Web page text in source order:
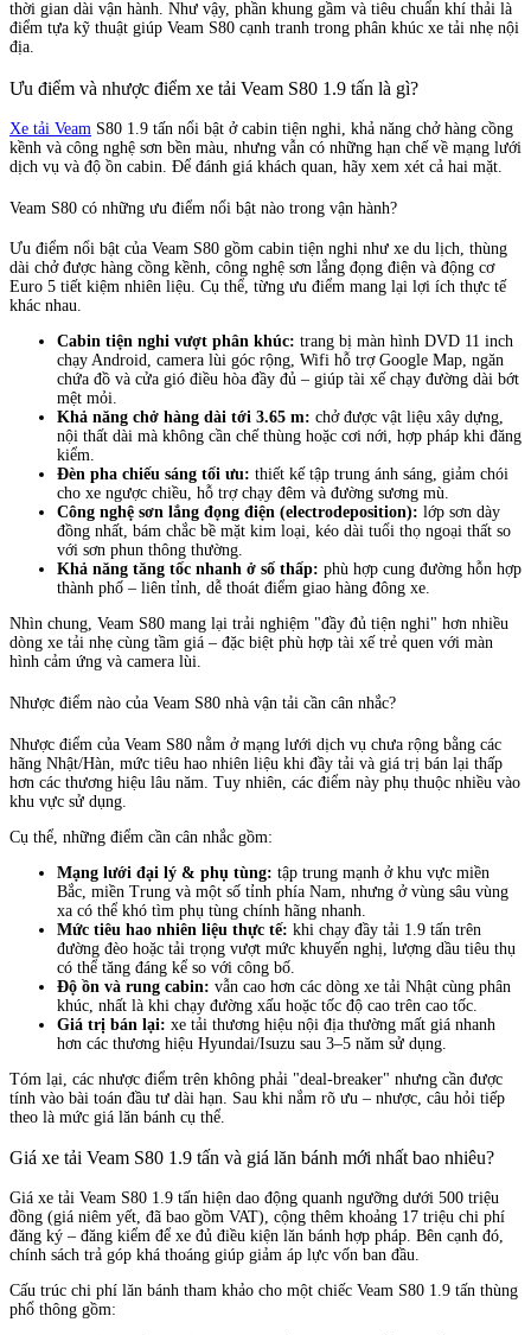
thời gian dài vận hành. Như vậy, phần khung gầm và tiêu chuẩn khí thải là
điểm tựa kỹ thuật giúp Veam S80 cạnh tranh trong phân khúc xe tải nhẹ nội
địa.
Ưu điểm và nhược điểm xe tải Veam S80 1.9 tấn là gì?
Xe tải Veam S80 1.9 tấn nổi bật ở cabin tiện nghi, khả năng chở hàng cồng
kềnh và công nghệ sơn bền màu, nhưng vẫn có những hạn chế về mạng lưới
dịch vụ và độ ồn cabin. Để đánh giá khách quan, hãy xem xét cả hai mặt.
Veam S80 có những ưu điểm nổi bật nào trong vận hành?
Ưu điểm nổi bật của Veam S80 gồm cabin tiện nghi như xe du lịch, thùng
dài chở được hàng cồng kềnh, công nghệ sơn lắng đọng điện và động cơ
Euro 5 tiết kiệm nhiên liệu. Cụ thể, từng ưu điểm mang lại lợi ích thực tế
khác nhau.
Cabin tiện nghi vượt phân khúc: trang bị màn hình DVD 11 inch
chạy Android, camera lùi góc rộng, Wifi hỗ trợ Google Map, ngăn
chứa đồ và cửa gió điều hòa đầy đủ – giúp tài xế chạy đường dài bớt
mệt mỏi.
Khả năng chở hàng dài tới 3.65 m: chở được vật liệu xây dựng,
nội thất dài mà không cần chế thùng hoặc cơi nới, hợp pháp khi đăng
kiểm.
Đèn pha chiếu sáng tối ưu: thiết kế tập trung ánh sáng, giảm chói
cho xe ngược chiều, hỗ trợ chạy đêm và đường sương mù.
Công nghệ sơn lắng đọng điện (electrodeposition): lớp sơn dày
đồng nhất, bám chắc bề mặt kim loại, kéo dài tuổi thọ ngoại thất so
với sơn phun thông thường.
Khả năng tăng tốc nhanh ở số thấp: phù hợp cung đường hỗn hợp
thành phố – liên tỉnh, dễ thoát điểm giao hàng đông xe.
Nhìn chung, Veam S80 mang lại trải nghiệm "đầy đủ tiện nghi" hơn nhiều
dòng xe tải nhẹ cùng tầm giá – đặc biệt phù hợp tài xế trẻ quen với màn
hình cảm ứng và camera lùi.
Nhược điểm nào của Veam S80 nhà vận tải cần cân nhắc?
Nhược điểm của Veam S80 nằm ở mạng lưới dịch vụ chưa rộng bằng các
hãng Nhật/Hàn, mức tiêu hao nhiên liệu khi đầy tải và giá trị bán lại thấp
hơn các thương hiệu lâu năm. Tuy nhiên, các điểm này phụ thuộc nhiều vào
khu vực sử dụng.
Cụ thể, những điểm cần cân nhắc gồm:
Mạng lưới đại lý & phụ tùng: tập trung mạnh ở khu vực miền
Bắc, miền Trung và một số tỉnh phía Nam, nhưng ở vùng sâu vùng
xa có thể khó tìm phụ tùng chính hãng nhanh.
Mức tiêu hao nhiên liệu thực tế: khi chạy đầy tải 1.9 tấn trên
đường đèo hoặc tải trọng vượt mức khuyến nghị, lượng dầu tiêu thụ
có thể tăng đáng kể so với công bố.
Độ ồn và rung cabin: vẫn cao hơn các dòng xe tải Nhật cùng phân
khúc, nhất là khi chạy đường xấu hoặc tốc độ cao trên cao tốc.
Giá trị bán lại: xe tải thương hiệu nội địa thường mất giá nhanh
hơn các thương hiệu Hyundai/Isuzu sau 3–5 năm sử dụng.
Tóm lại, các nhược điểm trên không phải "deal-breaker" nhưng cần được
tính vào bài toán đầu tư dài hạn. Sau khi nắm rõ ưu – nhược, câu hỏi tiếp
theo là mức giá lăn bánh cụ thể.
Giá xe tải Veam S80 1.9 tấn và giá lăn bánh mới nhất bao nhiêu?
Giá xe tải Veam S80 1.9 tấn hiện dao động quanh ngưỡng dưới 500 triệu
đồng (giá niêm yết, đã bao gồm VAT), cộng thêm khoảng 17 triệu chi phí
đăng ký – đăng kiểm để xe đủ điều kiện lăn bánh hợp pháp. Bên cạnh đó,
chính sách trả góp khá thoáng giúp giảm áp lực vốn ban đầu.
Cấu trúc chi phí lăn bánh tham khảo cho một chiếc Veam S80 1.9 tấn thùng
phổ thông gồm: